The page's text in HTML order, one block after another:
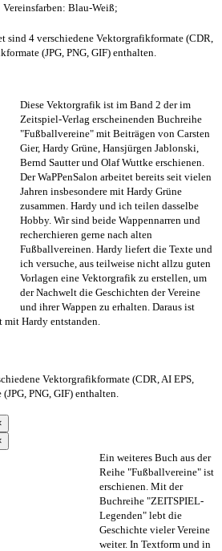
Vereinsfarben: Blau-Weiß;
sind 4 verschiedene Vektorgrafikformate (CDR,
(JPG, PNG, GIF) enthalten.
Diese Vektorgrafik ist im Band 2 der im
Zeitspiel-Verlag erscheinenden Buchreihe
"Fußballvereine" mit Beiträgen von Carsten
Gier, Hardy Grüne, Hansjürgen Jablonski,
Bernd Sautter und Olaf Wuttke erschienen.
Der WaPPenSalon arbeitet bereits seit vielen
Jahren insbesondere mit Hardy Grüne
zusammen. Hardy und ich teilen dasselbe
Hobby. Wir sind beide Wappennarren und
recherchieren gerne nach alten
Fußballvereinen. Hardy liefert die Texte und
ich versuche, aus teilweise nicht allzu guten
Vorlagen eine Vektorgrafik zu erstellen, um
der Nachwelt die Geschichten der Vereine
und ihrer Wappen zu erhalten. Daraus ist
mit Hardy entstanden.
Vektorgrafikformate (CDR, AI EPS,
PNG, GIF) enthalten.
Ein weiteres Buch aus der
Reihe "Fußballvereine" ist
erschienen. Mit der
Buchreihe "ZEITSPIEL-
Legenden" lebt die
Geschichte vieler Vereine
weiter. In Textform und in